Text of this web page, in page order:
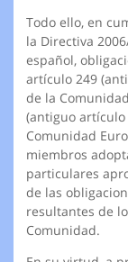
Todo ello, en
la Directiva
español,
artículo 249
de la
(antiguo
Comunidad
miembros
particulares
de las
resultantes de
Comunidad.